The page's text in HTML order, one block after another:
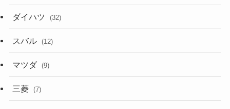
ダイハツ (32)
スバル (12)
マツダ (9)
三菱 (7)